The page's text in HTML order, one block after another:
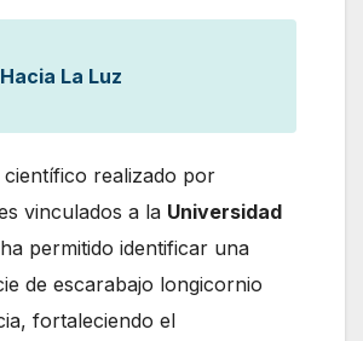
La Luz
realizado por
vinculados a la Universidad
ha permitido identificar una
de escarabajo longicornio
fortaleciendo el